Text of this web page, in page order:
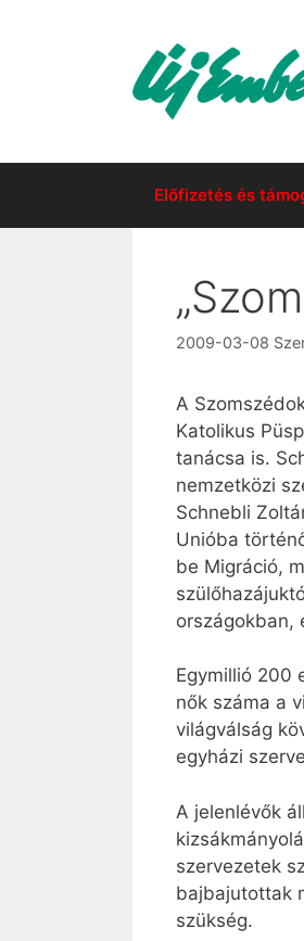
Előfizetés és
2009-03-08
A
Katolikus
tanácsa is.
nemzetközi
Schnebli
Unióba
be Migráció,
országokban,
Egymillió 200
nők száma a
világválság
egyházi
A jelenlévők
szervezetek
bajbajutottak
szükség.